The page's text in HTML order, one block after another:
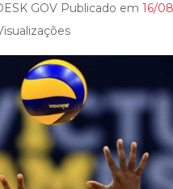
GOV Publicado em 16/